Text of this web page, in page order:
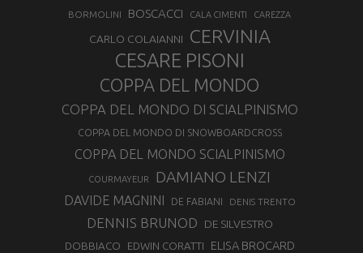
BORMOLINI BOSCACCI CALA CIMENTI CAREZZA
CARLO COLAIANNI CERVINIA
CESARE PISONI
COPPA DEL MONDO
COPPA DEL MONDO DI SCIALPINISMO
COPPA DEL MONDO DI SNOWBOARDCROSS
COPPA DEL MONDO SCIALPINISMO
COURMAYEUR DAMIANO LENZI
DAVIDE MAGNINI DE FABIANI DENIS TRENTO
DENNIS BRUNOD DE SILVESTRO
DOBBIACO EDWIN CORATTI ELISA BROCARD